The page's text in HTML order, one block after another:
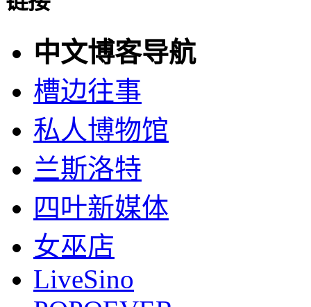
中文博客导航
槽边往事
私人博物馆
兰斯洛特
四叶新媒体
女巫店
LiveSino